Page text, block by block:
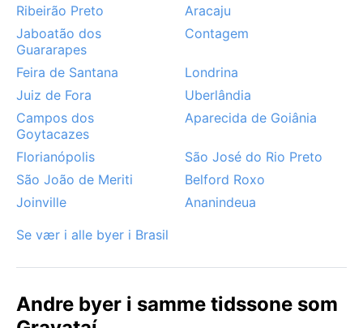
Ribeirão Preto
Aracaju
Jaboatão dos
Guararapes
Contagem
Feira de Santana
Londrina
Juiz de Fora
Uberlândia
Campos dos
Goytacazes
Aparecida de Goiânia
Florianópolis
São José do Rio Preto
São João de Meriti
Belford Roxo
Joinville
Ananindeua
Se vær i alle byer i Brasil
Andre byer i samme tidssone som